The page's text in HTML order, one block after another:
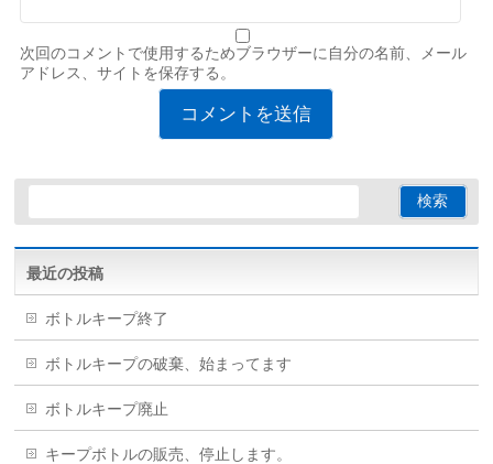
次回のコメントで使用するためブラウザーに自分の名前、メール
アドレス、サイトを保存する。
最近の投稿
ボトルキープ終了
ボトルキープの破棄、始まってます
ボトルキープ廃止
キープボトルの販売、停止します。